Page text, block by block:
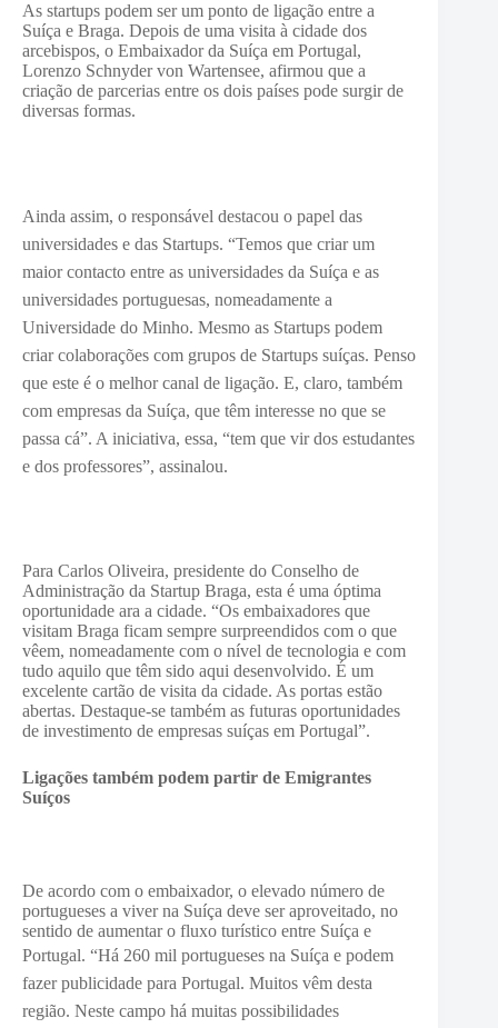
As startups podem ser um ponto de ligação entre a
Suíça e Braga. Depois de uma visita à cidade dos
arcebispos, o Embaixador da Suíça em Portugal,
Lorenzo Schnyder von Wartensee, afirmou que a
criação de parcerias entre os dois países pode surgir de
diversas formas.
Ainda assim, o responsável destacou o papel das
universidades e das Startups. “Temos que criar um
maior contacto entre as universidades da Suíça e as
universidades portuguesas, nomeadamente a
Universidade do Minho. Mesmo as Startups podem
criar colaborações com grupos de Startups suíças. Penso
que este é o melhor canal de ligação. E, claro, também
com empresas da Suíça, que têm interesse no que se
passa cá”. A iniciativa, essa, “tem que vir dos estudantes
e dos professores”, assinalou.
Para Carlos Oliveira, presidente do Conselho de
Administração da Startup Braga, esta é uma óptima
oportunidade ara a cidade. “Os embaixadores que
visitam Braga ficam sempre surpreendidos com o que
vêem, nomeadamente com o nível de tecnologia e com
tudo aquilo que têm sido aqui desenvolvido. É um
excelente cartão de visita da cidade. As portas estão
abertas. Destaque-se também as futuras oportunidades
de investimento de empresas suíças em Portugal”.
Ligações também podem partir de Emigrantes
Suíços
De acordo com o embaixador, o elevado número de
portugueses a viver na Suíça deve ser aproveitado, no
sentido de aumentar o fluxo turístico entre Suíça e
Portugal. “Há 260 mil portugueses na Suíça e podem
fazer publicidade para Portugal. Muitos vêm desta
região. Neste campo há muitas possibilidades